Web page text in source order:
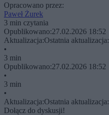
Opracowano przez:
Paweł Żurek
3 min czytania
Opublikowano:27.02.2026 18:52
Aktualizacja:Ostatnia aktualizacja:
•
3 min
Opublikowano:27.02.2026 18:52
•
3 min
•
Aktualizacja:Ostatnia aktualizacja:
Dołącz do dyskusji!